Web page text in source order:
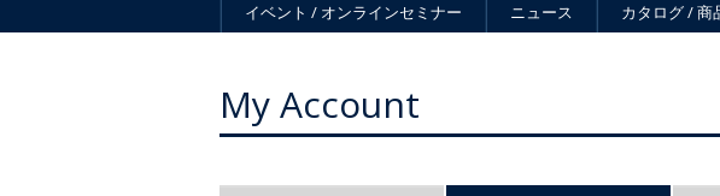
イベント / オンラインセミナー ニュース カタログ / 商
My Account